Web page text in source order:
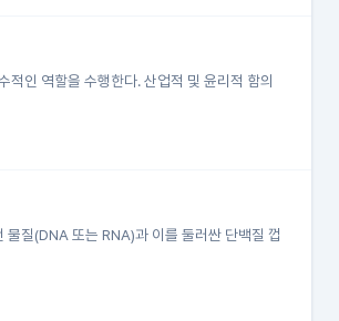
적인 역할을 수행한다. 산업적 및 윤리적 함의
질(DNA 또는 RNA)과 이를 둘러싼 단백질 껍